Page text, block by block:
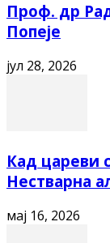
Проф. др
Попеје
јул 28, 2026
Кад цареви
Нестварна
мај 16, 2026